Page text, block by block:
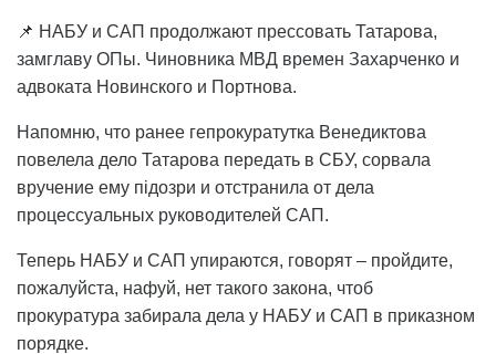
📌 НАБУ и САП продолжают прессовать Татарова,
замглаву ОПы. Чиновника МВД времен Захарченко и
адвоката Новинского и Портнова.
Напомню, что ранее гепрокуратутка Венедиктова
повелела дело Татарова передать в СБУ, сорвала
вручение ему підозри и отстранила от дела
процессуальных руководителей САП.
Теперь НАБУ и САП упираются, говорят – пройдите,
пожалуйста, нафуй, нет такого закона, чтоб
прокуратура забирала дела у НАБУ и САП в приказном
порядке.